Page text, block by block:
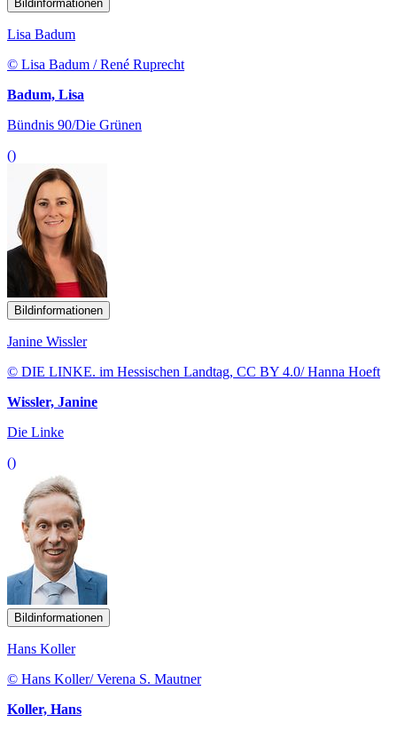
Bildinformationen
Lisa Badum
© Lisa Badum / René Ruprecht
Badum, Lisa
Bündnis 90/Die Grünen
()
Bildinformationen
Janine Wissler
© DIE LINKE. im Hessischen Landtag, CC BY 4.0/ Hanna Hoeft
Wissler, Janine
Die Linke
()
Bildinformationen
Hans Koller
© Hans Koller/ Verena S. Mautner
Koller, Hans